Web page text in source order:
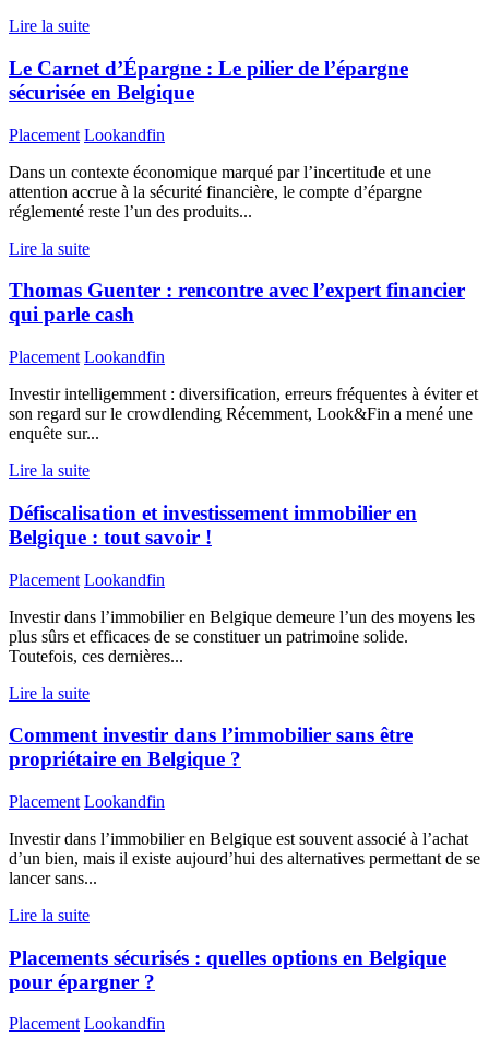
Lire la suite
Le Carnet d’Épargne : Le pilier de l’épargne
sécurisée en Belgique
Placement Lookandfin
Dans un contexte économique marqué par l’incertitude et une
attention accrue à la sécurité financière, le compte d’épargne
réglementé reste l’un des produits...
Lire la suite
Thomas Guenter : rencontre avec l’expert financier
qui parle cash
Placement Lookandfin
Investir intelligemment : diversification, erreurs fréquentes à éviter et
son regard sur le crowdlending Récemment, Look&Fin a mené une
enquête sur...
Lire la suite
Défiscalisation et investissement immobilier en
Belgique : tout savoir !
Placement Lookandfin
Investir dans l’immobilier en Belgique demeure l’un des moyens les
plus sûrs et efficaces de se constituer un patrimoine solide.
Toutefois, ces dernières...
Lire la suite
Comment investir dans l’immobilier sans être
propriétaire en Belgique ?
Placement Lookandfin
Investir dans l’immobilier en Belgique est souvent associé à l’achat
d’un bien, mais il existe aujourd’hui des alternatives permettant de se
lancer sans...
Lire la suite
Placements sécurisés : quelles options en Belgique
pour épargner ?
Placement Lookandfin